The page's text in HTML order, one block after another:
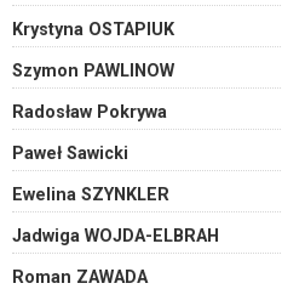
Krystyna OSTAPIUK
Szymon PAWLINOW
Radosław Pokrywa
Paweł Sawicki
Ewelina SZYNKLER
Jadwiga WOJDA-ELBRAH
Roman ZAWADA